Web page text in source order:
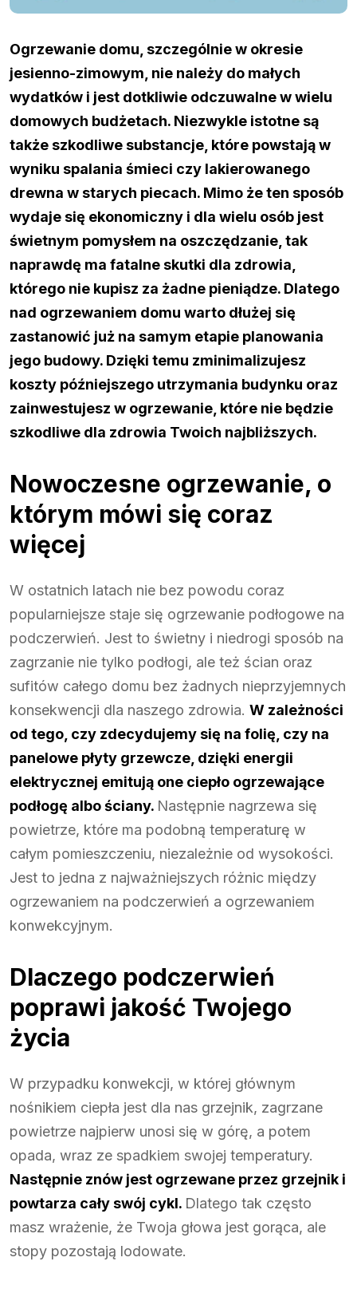
Ogrzewanie domu, szczególnie w okresie
jesienno-zimowym, nie należy do małych
wydatków i jest dotkliwie odczuwalne w wielu
domowych budżetach. Niezwykle istotne są
także szkodliwe substancje, które powstają w
wyniku spalania śmieci czy lakierowanego
drewna w starych piecach. Mimo że ten sposób
wydaje się ekonomiczny i dla wielu osób jest
świetnym pomysłem na oszczędzanie, tak
naprawdę ma fatalne skutki dla zdrowia,
którego nie kupisz za żadne pieniądze. Dlatego
nad ogrzewaniem domu warto dłużej się
zastanowić już na samym etapie planowania
jego budowy. Dzięki temu zminimalizujesz
koszty późniejszego utrzymania budynku oraz
zainwestujesz w ogrzewanie, które nie będzie
szkodliwe dla zdrowia Twoich najbliższych.
Nowoczesne ogrzewanie, o
którym mówi się coraz
więcej
W ostatnich latach nie bez powodu coraz
popularniejsze staje się ogrzewanie podłogowe na
podczerwień. Jest to świetny i niedrogi sposób na
zagrzanie nie tylko podłogi, ale też ścian oraz
sufitów całego domu bez żadnych nieprzyjemnych
konsekwencji dla naszego zdrowia. W zależności
od tego, czy zdecydujemy się na folię, czy na
panelowe płyty grzewcze, dzięki energii
elektrycznej emitują one ciepło ogrzewające
podłogę albo ściany. Następnie nagrzewa się
powietrze, które ma podobną temperaturę w
całym pomieszczeniu, niezależnie od wysokości.
Jest to jedna z najważniejszych różnic między
ogrzewaniem na podczerwień a ogrzewaniem
konwekcyjnym.
Dlaczego podczerwień
poprawi jakość Twojego
życia
W przypadku konwekcji, w której głównym
nośnikiem ciepła jest dla nas grzejnik, zagrzane
powietrze najpierw unosi się w górę, a potem
opada, wraz ze spadkiem swojej temperatury.
Następnie znów jest ogrzewane przez grzejnik i
powtarza cały swój cykl. Dlatego tak często
masz wrażenie, że Twoja głowa jest gorąca, ale
stopy pozostają lodowate.